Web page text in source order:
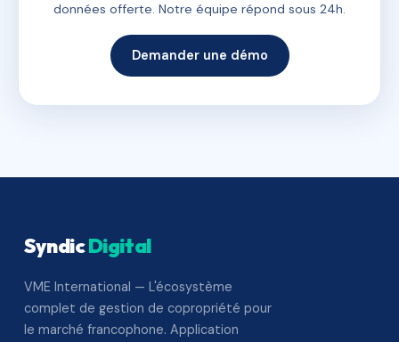
données offerte. Notre équipe répond sous 24h.
Demander une démo
SyndicDigital
VME International — L'écosystème
complet de gestion de copropriété pour
le marché francophone. Application